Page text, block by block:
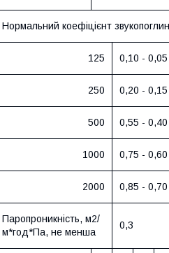
Нормальний коефіцієнт
125 0,10 - 0,05
250 0,20 - 0,15
500 0,55 - 0,40
1000 0,75 - 0,60
2000 0,85 - 0,70
Паропроникність, м2/
м*год*Па, не менша
0,3